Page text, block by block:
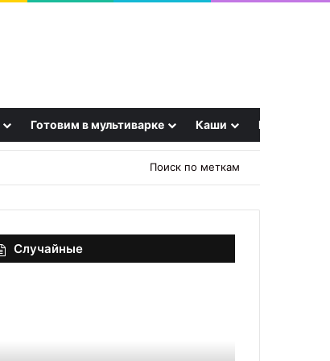
Готовим в мультиварке Каши Еще
Поиск по меткам
Случайные